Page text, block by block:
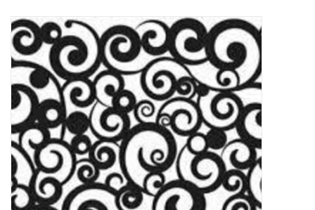
TEXTIL
WORKSHOPS
SPECIALS
WERKZEUGE